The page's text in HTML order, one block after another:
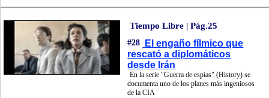
Tiempo Libre | Pág.25
#28
El engaño fílmico que
rescató a diplomáticos
desde Irán
En la serie "Guerra de espías" (History) se
documenta uno de los planes más ingeniosos
de la CIA